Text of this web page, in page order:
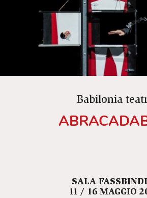
Babilonia
SALA
11 / 16 MAGGIO